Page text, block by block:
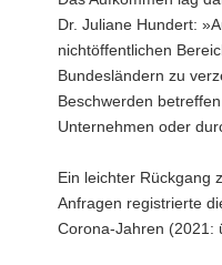
Dr. Juliane Hundert:
nichtöffentlichen
Bundesländern zu
Beschwerden
Unternehmen oder
Ein leichter Rückgang
Anfragen registrierte
Corona-Jahren (2021: